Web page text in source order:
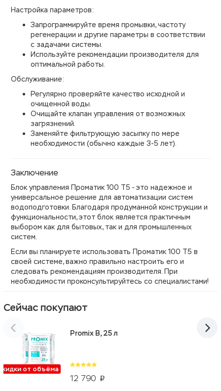
Настройка параметров:
Запрограммируйте время промывки, частоту
регенерации и другие параметры в соответствии
с задачами системы.
Используйте рекомендации производителя для
оптимальной работы.
Обслуживание:
Регулярно проверяйте качество исходной и
очищенной воды.
Очищайте клапан управления от возможных
загрязнений.
Заменяйте фильтрующую засыпку по мере
необходимости (обычно каждые 3-5 лет).
Заключение
Блок управления Проматик 100 Т5 - это надежное и
универсальное решение для автоматизации систем
водоподготовки. Благодаря продуманной конструкции и
функциональности, этот блок является практичным
выбором как для бытовых, так и для промышленных
систем.
Если вы планируете использовать Проматик 100 Т5 в
своей системе, важно правильно настроить его и
следовать рекомендациям производителя. При
необходимости проконсультируйтесь со специалистами!
Сейчас покупают
от объёма
12 790 p
Promix B, 25 л